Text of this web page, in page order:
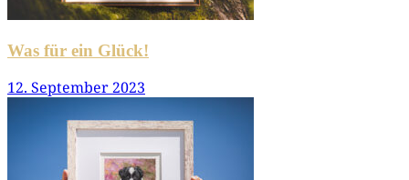
Was für ein Glück!
12. September 2023